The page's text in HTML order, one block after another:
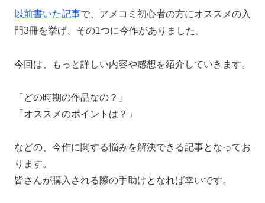
以前書いた記事で、アメコミ初心者の方にオススメの入
門3冊を挙げ、その1つに今作がありました。
今回は、もっと詳しい内容や感想を紹介していきます。
「どの時期の作品なの？」
「オススメのポイントは？」
などの、今作に関する悩みを解決できる記事となってお
ります。
皆さんが購入される際の手助けとなれば幸いです。